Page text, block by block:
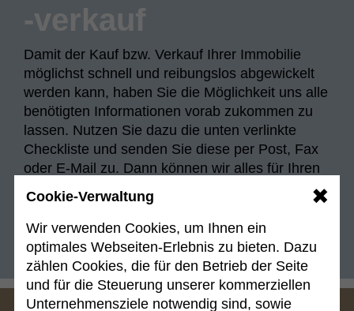
-verkauf
Damit der Kauf bzw. Verkauf Ihrer Immobilie
möglichst schnell und reibungslos abgewickelt
werden kann, haben Sie die Möglichkeit uns alle
benötigten Informationen vorab zukommen zu
lassen. Nutzen Sie dazu die unten verlinkte
Checkliste und senden Sie diese per Post, Fax
oder E-Mail zu. Dann können wir alles für Ihren
Cookie-Verwaltung
Wir verwenden Cookies, um Ihnen ein
optimales Webseiten-Erlebnis zu bieten. Dazu
zählen Cookies, die für den Betrieb der Seite
und für die Steuerung unserer kommerziellen
Unternehmensziele notwendig sind, sowie
✖